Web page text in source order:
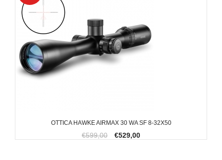
OTTICA HAWKE AIRMAX 30 WA SF 8-32X50
€599,00 €529,00